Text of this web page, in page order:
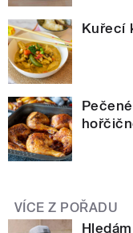
Kuřecí
VÍCE Z POŘADU